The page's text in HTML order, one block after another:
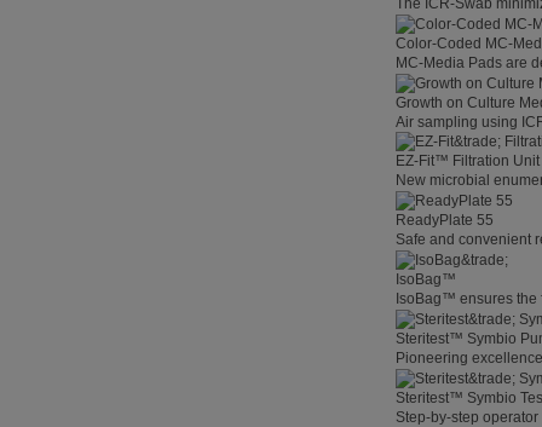
The ICR-Swab
Color-Coded MC-
MC-Media Pads are
Growth on Culture
Air sampling using
EZ-Fit™ Filtration Unit
New microbial
ReadyPlate 55
Safe and convenient
IsoBag™
IsoBag™ ensures the
Steritest™ Symbio
Pioneering
Steritest™ Symbio
Step-by-step